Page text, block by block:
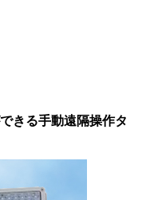
きる手動遠隔操作タ